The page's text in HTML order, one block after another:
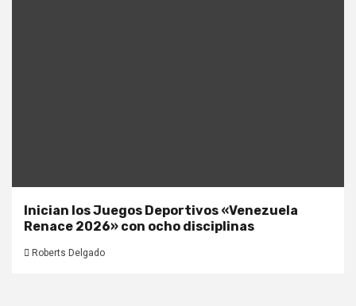
Inician los Juegos Deportivos «Venezuela
Renace 2026» con ocho disciplinas
Roberts Delgado